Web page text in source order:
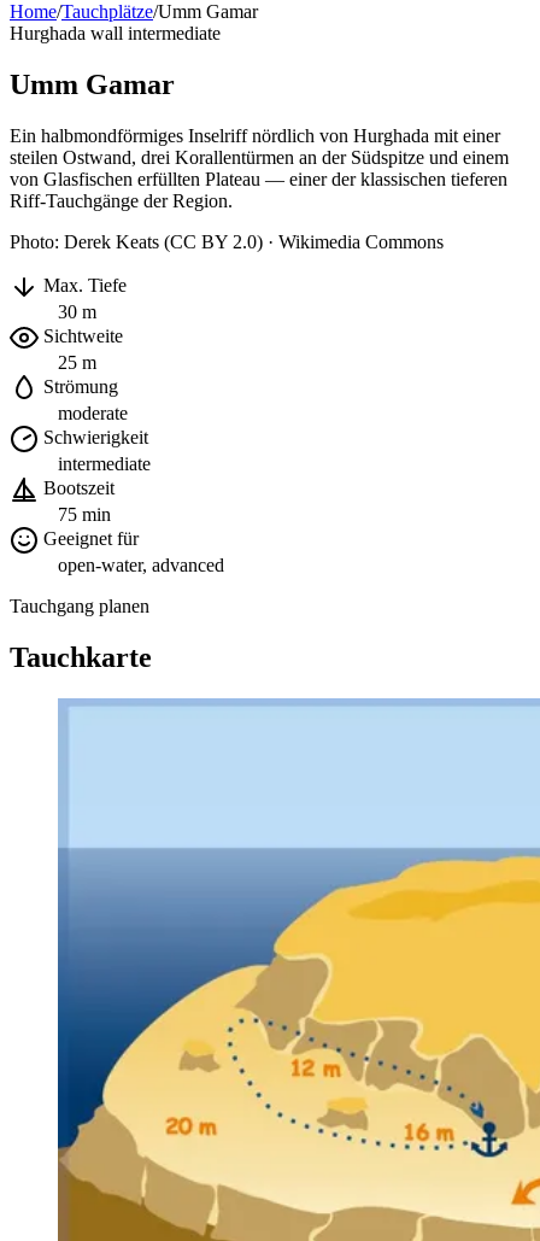
Home/Tauchplätze/Umm Gamar
Hurghada wall intermediate
Umm Gamar
Ein halbmondförmiges Inselriff nördlich von Hurghada mit einer
steilen Ostwand, drei Korallentürmen an der Südspitze und einem
von Glasfischen erfüllten Plateau — einer der klassischen tieferen
Riff-Tauchgänge der Region.
Photo: Derek Keats (CC BY 2.0) · Wikimedia Commons
Max. Tiefe
30 m
Sichtweite
25 m
Strömung
moderate
Schwierigkeit
intermediate
Bootszeit
75 min
Geeignet für
open-water, advanced
Tauchgang planen
Tauchkarte